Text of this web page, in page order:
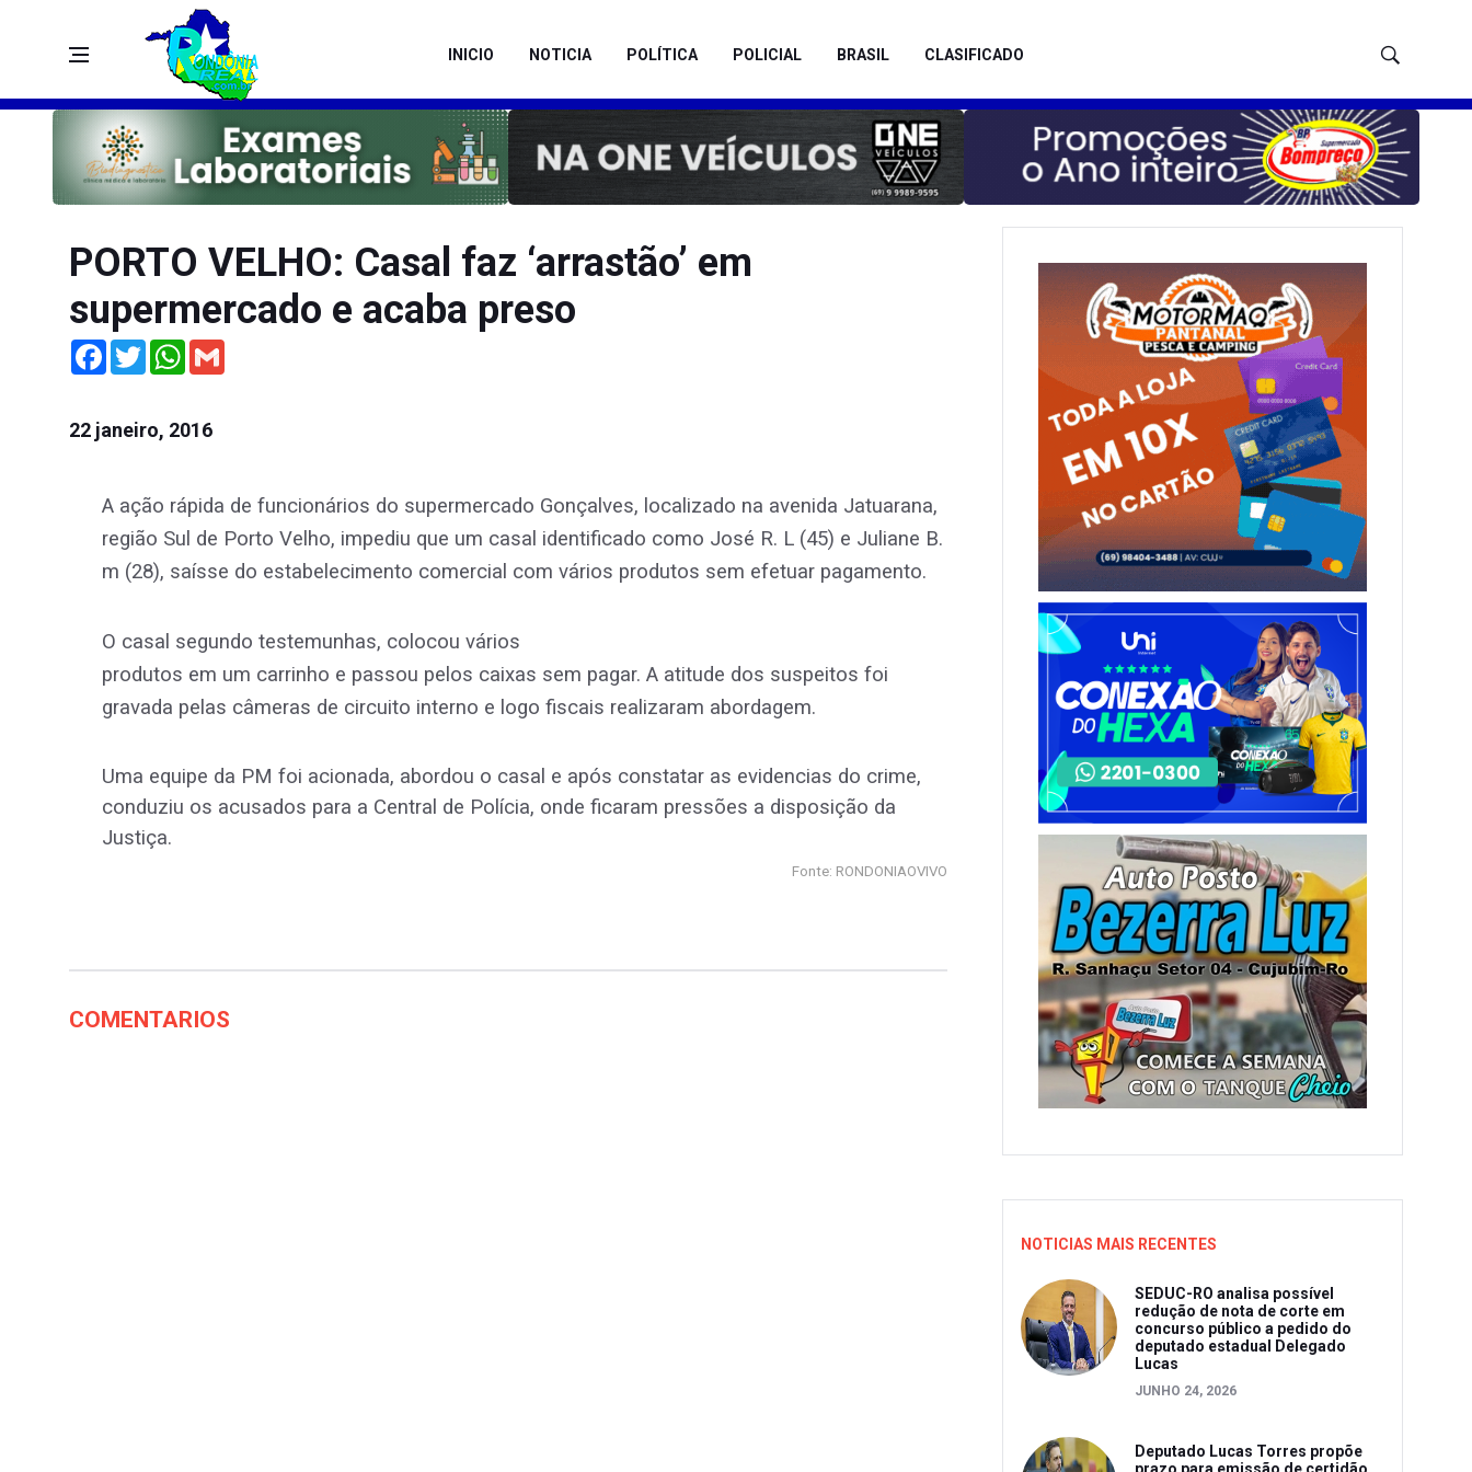
INICIO NOTICIA POLÍTICA POLICIAL BRASIL CLASIFICADO
PORTO VELHO: Casal faz ‘arrastão’ em
supermercado e acaba preso
Facebook
TwitterWhatsApp
22 janeiro, 2016
A ação rápida de funcionários do supermercado Gonçalves, localizado na avenida Jatuarana,
região Sul de Porto Velho, impediu que um casal identificado como José R. L (45) e Juliane B.
m (28), saísse do estabelecimento comercial com vários produtos sem efetuar pagamento.
O casal segundo testemunhas, colocou vários
produtos em um carrinho e passou pelos caixas sem pagar. A atitude dos suspeitos foi
gravada pelas câmeras de circuito interno e logo fiscais realizaram abordagem.
Uma equipe da PM foi acionada, abordou o casal e após constatar as evidencias do crime,
conduziu os acusados para a Central de Polícia, onde ficaram pressões a disposição da
Justiça.
Fonte: RONDONIAOVIVO
COMENTARIOS
NOTICIAS MAIS RECENTES
SEDUC-RO analisa possível
redução de nota de corte em
concurso público a pedido do
deputado estadual Delegado
Lucas
JUNHO 24, 2026
Deputado Lucas Torres propõe